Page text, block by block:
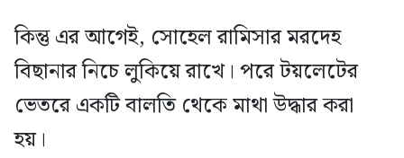
কিন্তু এর আগেই, সোহেল রামিসার মরদেহ
বিছানার নিচে লুকিয়ে রাখে। পরে টয়লেটের
ভেতরে একটি বালতি থেকে মাথা উদ্ধার করা
হয়।